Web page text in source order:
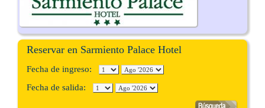
Reservar en Sarmiento Palace Hotel
Fecha de ingreso:
Fecha de salida: